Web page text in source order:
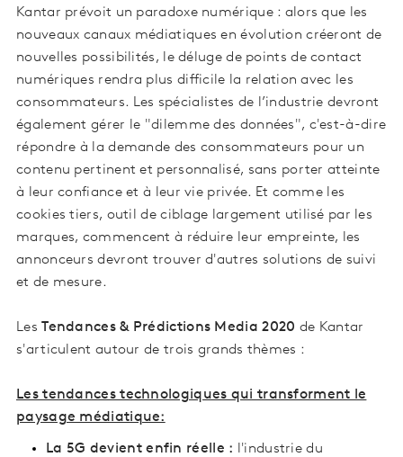
Kantar prévoit un paradoxe numérique : alors que les
nouveaux canaux médiatiques en évolution créeront de
nouvelles possibilités, le déluge de points de contact
numériques rendra plus difficile la relation avec les
consommateurs. Les spécialistes de l’industrie devront
également gérer le "dilemme des données", c'est-à-dire
répondre à la demande des consommateurs pour un
contenu pertinent et personnalisé, sans porter atteinte
à leur confiance et à leur vie privée. Et comme les
cookies tiers, outil de ciblage largement utilisé par les
marques, commencent à réduire leur empreinte, les
annonceurs devront trouver d'autres solutions de suivi
et de mesure.
LesTendances & Prédictions Media 2020 de Kantar
s'articulent autour de trois grands thèmes :
Les tendances technologiques qui transforment le
paysage médiatique:
La 5G devient enfin réelle : l'industrie du